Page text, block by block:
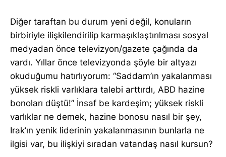
Diğer taraftan bu durum yeni değil, konuların
birbiriyle ilişkilendirilip karmaşıklaştırılması sosyal
medyadan önce televizyon/gazete çağında da
vardı. Yıllar önce televizyonda şöyle bir altyazı
okuduğumu hatırlıyorum: “Saddam’ın yakalanması
yüksek riskli varlıklara talebi arttırdı, ABD hazine
bonoları düştü!” İnsaf be kardeşim; yüksek riskli
varlıklar ne demek, hazine bonosu nasıl bir şey,
Irak’ın yenik liderinin yakalanmasının bunlarla ne
ilgisi var, bu ilişkiyi sıradan vatandaş nasıl kursun?